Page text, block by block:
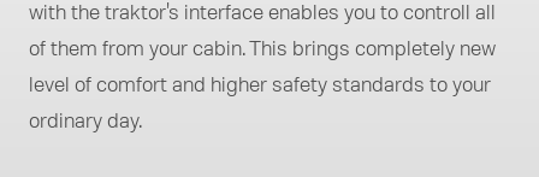
with the traktor's interface enables you to controll all
of them from your cabin. This brings completely new
level of comfort and higher safety standards to your
ordinary day.